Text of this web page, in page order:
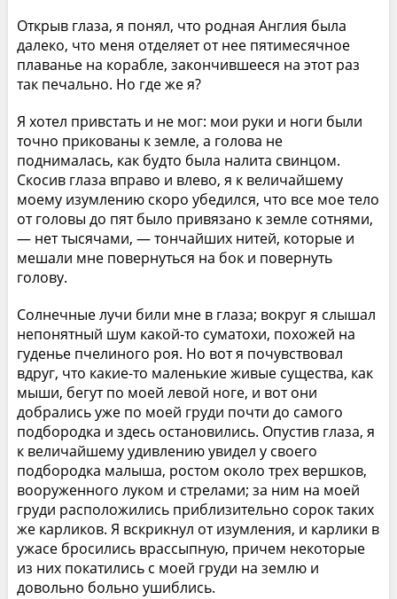
Открыв глаза, я понял, что родная Англия была
далеко, что меня отделяет от нее пятимесячное
плаванье на корабле, закончившееся на этот раз
так печально. Но где же я?
Я хотел привстать и не мог: мои руки и ноги были
точно прикованы к земле, а голова не
поднималась, как будто была налита свинцом.
Скосив глаза вправо и влево, я к величайшему
моему изумлению скоро убедился, что все мое тело
от головы до пят было привязано к земле сотнями,
— нет тысячами, — тончайших нитей, которые и
мешали мне повернуться на бок и повернуть
голову.
Солнечные лучи били мне в глаза; вокруг я слышал
непонятный шум какой-то суматохи, похожей на
гуденье пчелиного роя. Но вот я почувствовал
вдруг, что какие-то маленькие живые существа, как
мыши, бегут по моей левой ноге, и вот они
добрались уже по моей груди почти до самого
подбородка и здесь остановились. Опустив глаза, я
к величайшему удивлению увидел у своего
подбородка малыша, ростом около трех вершков,
вооруженного луком и стрелами; за ним на моей
груди расположились приблизительно сорок таких
же карликов. Я вскрикнул от изумления, и карлики в
ужасе бросились врассыпную, причем некоторые
из них покатились с моей груди на землю и
довольно больно ушиблись.